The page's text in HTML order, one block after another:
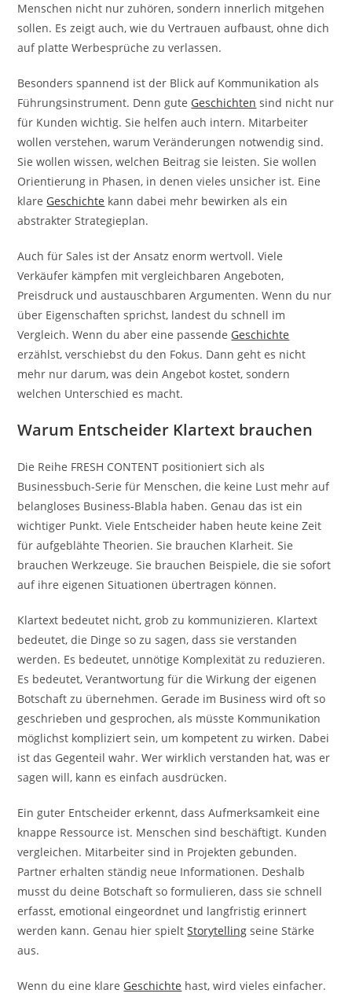
Menschen nicht nur zuhören, sondern innerlich mitgehen
sollen. Es zeigt auch, wie du Vertrauen aufbaust, ohne dich
auf platte Werbesprüche zu verlassen.
Besonders spannend ist der Blick auf Kommunikation als
Führungsinstrument. Denn gute Geschichten sind nicht nur
für Kunden wichtig. Sie helfen auch intern. Mitarbeiter
wollen verstehen, warum Veränderungen notwendig sind.
Sie wollen wissen, welchen Beitrag sie leisten. Sie wollen
Orientierung in Phasen, in denen vieles unsicher ist. Eine
klare Geschichte kann dabei mehr bewirken als ein
abstrakter Strategieplan.
Auch für Sales ist der Ansatz enorm wertvoll. Viele
Verkäufer kämpfen mit vergleichbaren Angeboten,
Preisdruck und austauschbaren Argumenten. Wenn du nur
über Eigenschaften sprichst, landest du schnell im
Vergleich. Wenn du aber eine passende Geschichte
erzählst, verschiebst du den Fokus. Dann geht es nicht
mehr nur darum, was dein Angebot kostet, sondern
welchen Unterschied es macht.
Warum Entscheider Klartext brauchen
Die Reihe FRESH CONTENT positioniert sich als
Businessbuch-Serie für Menschen, die keine Lust mehr auf
belangloses Business-Blabla haben. Genau das ist ein
wichtiger Punkt. Viele Entscheider haben heute keine Zeit
für aufgeblähte Theorien. Sie brauchen Klarheit. Sie
brauchen Werkzeuge. Sie brauchen Beispiele, die sie sofort
auf ihre eigenen Situationen übertragen können.
Klartext bedeutet nicht, grob zu kommunizieren. Klartext
bedeutet, die Dinge so zu sagen, dass sie verstanden
werden. Es bedeutet, unnötige Komplexität zu reduzieren.
Es bedeutet, Verantwortung für die Wirkung der eigenen
Botschaft zu übernehmen. Gerade im Business wird oft so
geschrieben und gesprochen, als müsste Kommunikation
möglichst kompliziert sein, um kompetent zu wirken. Dabei
ist das Gegenteil wahr. Wer wirklich verstanden hat, was er
sagen will, kann es einfach ausdrücken.
Ein guter Entscheider erkennt, dass Aufmerksamkeit eine
knappe Ressource ist. Menschen sind beschäftigt. Kunden
vergleichen. Mitarbeiter sind in Projekten gebunden.
Partner erhalten ständig neue Informationen. Deshalb
musst du deine Botschaft so formulieren, dass sie schnell
erfasst, emotional eingeordnet und langfristig erinnert
werden kann. Genau hier spieltStorytelling seine Stärke
aus.
Wenn du eine klare Geschichte hast, wird vieles einfacher.